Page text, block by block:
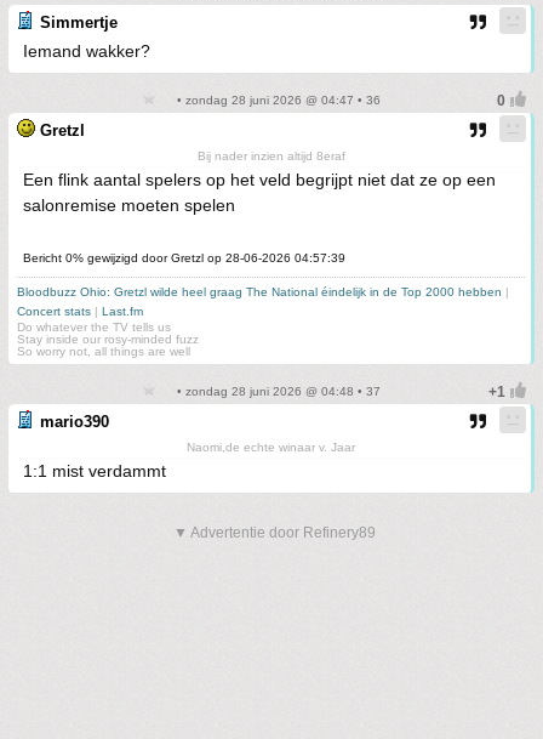
Simmertje
Iemand wakker?
• zondag 28 juni 2026 @ 04:47 • 36
Gretzl
Bij nader inzien altijd 8eraf
Een flink aantal spelers op het veld begrijpt niet dat ze op een
salonremise moeten spelen
Bericht 0% gewijzigd door Gretzl op 28-06-2026 04:57:39
Bloodbuzz Ohio: Gretzl wilde heel graag The National éindelijk in de Top 2000 hebben |
Concert stats | Last.fm
Do whatever the TV tells us
Stay inside our rosy-minded fuzz
So worry not, all things are well
• zondag 28 juni 2026 @ 04:48 • 37
mario390
Naomi,de echte winaar v. Jaar
1:1 mist verdammt
▼ Advertentie door Refinery89